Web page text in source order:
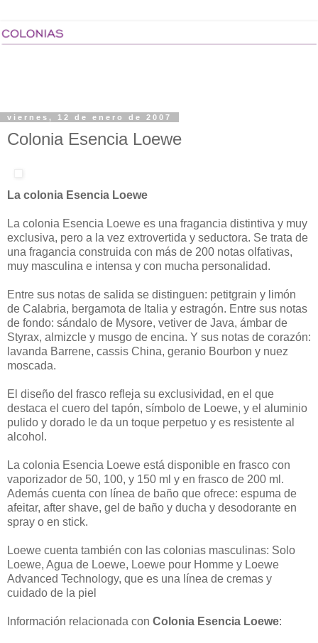
viernes, 12 de enero de 2007
Colonia Esencia Loewe
La colonia Esencia Loewe
La colonia Esencia Loewe es una fragancia distintiva y muy
exclusiva, pero a la vez extrovertida y seductora. Se trata de
una fragancia construida con más de 200 notas olfativas,
muy masculina e intensa y con mucha personalidad.
Entre sus notas de salida se distinguen: petitgrain y limón
de Calabria, bergamota de Italia y estragón. Entre sus notas
de fondo: sándalo de Mysore, vetiver de Java, ámbar de
Styrax, almizcle y musgo de encina. Y sus notas de corazón:
lavanda Barrene, cassis China, geranio Bourbon y nuez
moscada.
El diseño del frasco refleja su exclusividad, en el que
destaca el cuero del tapón, símbolo de Loewe, y el aluminio
pulido y dorado le da un toque perpetuo y es resistente al
alcohol.
La colonia Esencia Loewe está disponible en frasco con
vaporizador de 50, 100, y 150 ml y en frasco de 200 ml.
Además cuenta con línea de baño que ofrece: espuma de
afeitar, after shave, gel de baño y ducha y desodorante en
spray o en stick.
Loewe cuenta también con las colonias masculinas: Solo
Loewe, Agua de Loewe, Loewe pour Homme y Loewe
Advanced Technology, que es una línea de cremas y
cuidado de la piel
Información relacionada con Colonia Esencia Loewe: